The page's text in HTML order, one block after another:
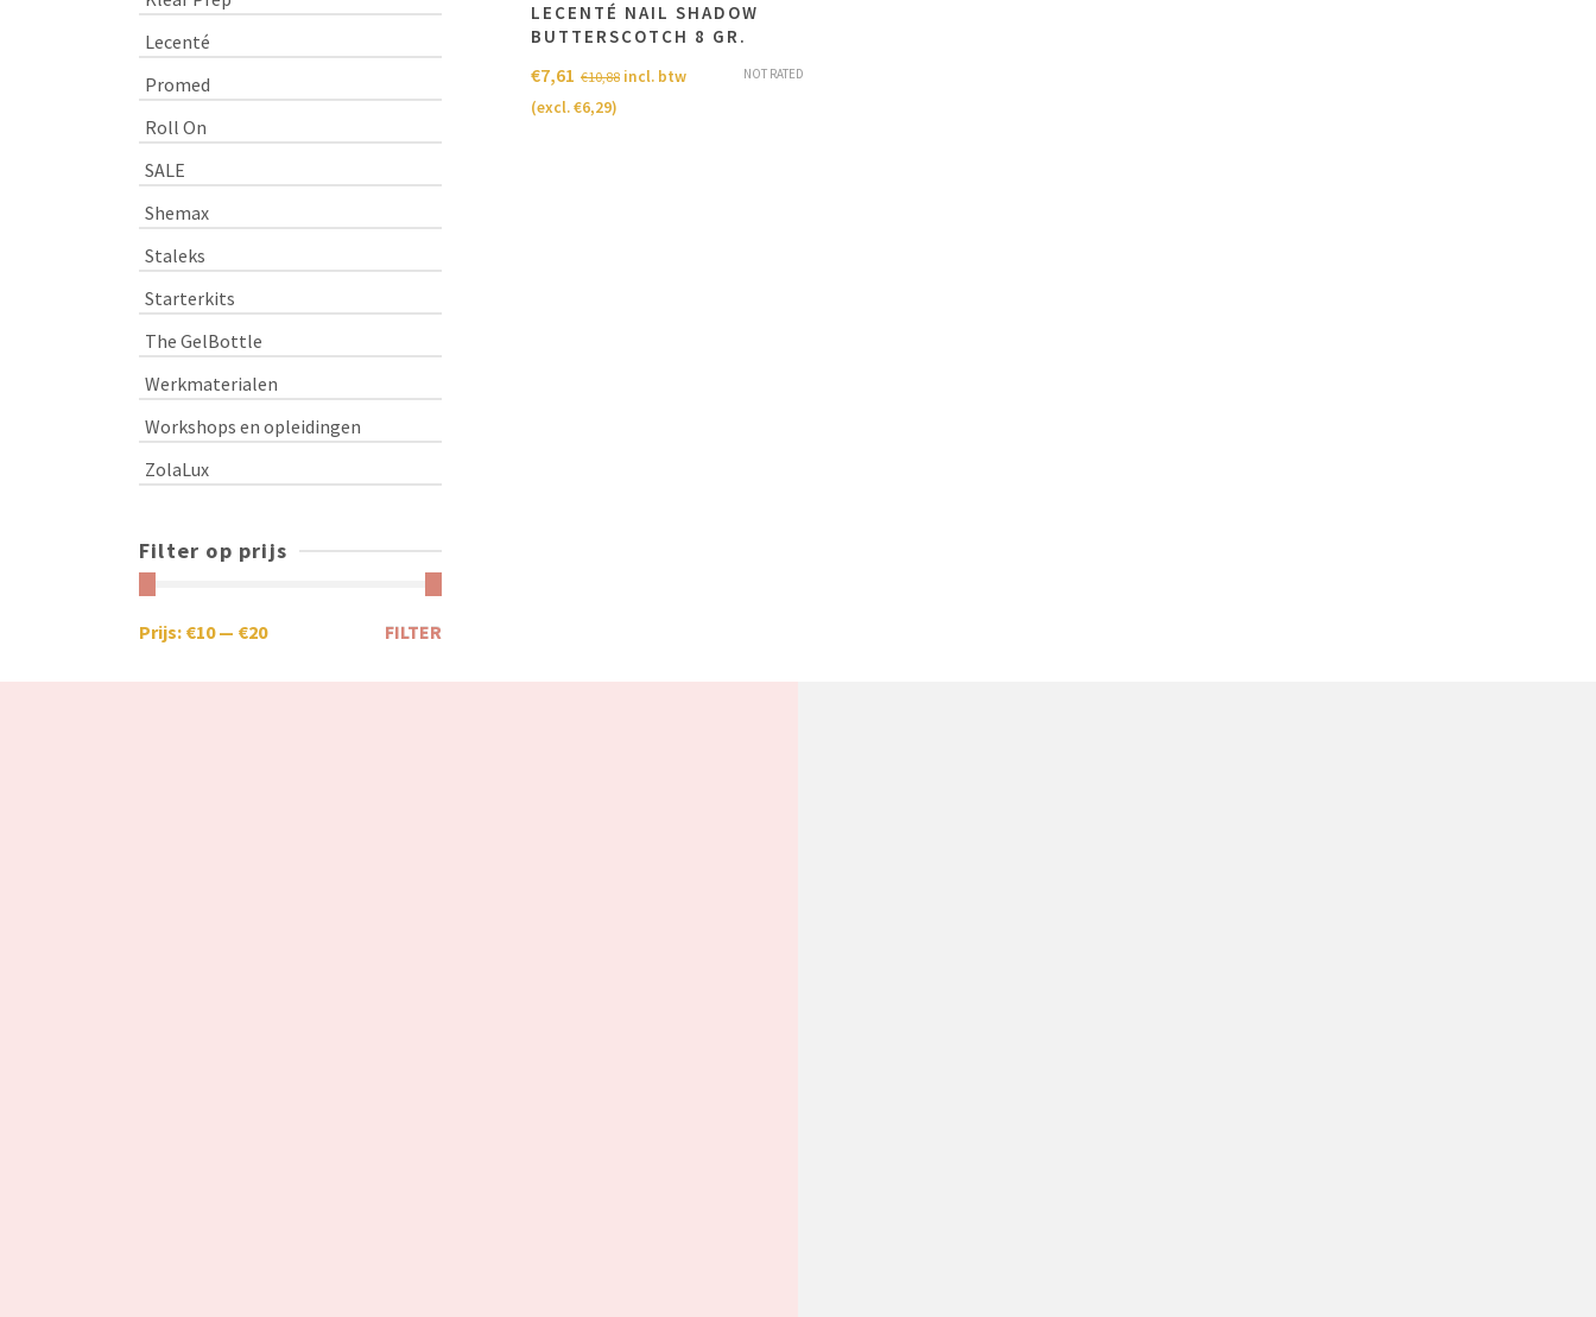
LECENTÉ NAIL SHADOW
BUTTERSCOTCH 8 GR.
NOT RATED
€10,88
€7,61
incl. btw
(excl.€6,29)
Lecenté
Promed
Roll On
SALE
Shemax
Staleks
Starterkits
The GelBottle
Werkmaterialen
Workshops en opleidingen
ZolaLux
Filter op prijs
FILTER
Prijs: €10— €20